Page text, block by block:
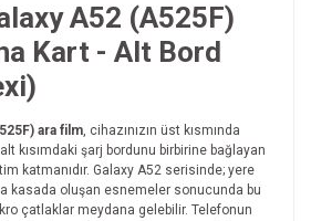
A52 (A525F)
Kart - Alt Bord
ara film, cihazınızın üst kısmında
kısımdaki şarj bordunu birbirine bağlayan
katmanıdır. Galaxy A52 serisinde; yere
kasada oluşan esnemeler sonucunda bu
çatlaklar meydana gelebilir. Telefonun